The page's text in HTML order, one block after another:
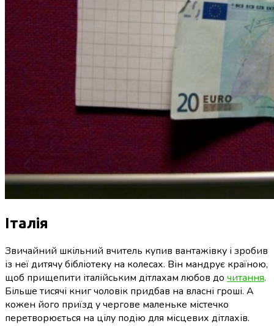
Італія
Звичайний шкільний вчитель купив вантажівку і зробив
із неї дитячу бібліотеку на колесах. Він мандрує країною,
щоб прищепити італійським дітлахам любов до читання.
Більше тисячі книг чоловік придбав на власні гроші. А
кожен його приїзд у чергове маленьке містечко
перетворюється на цілу подію для місцевих дітлахів.